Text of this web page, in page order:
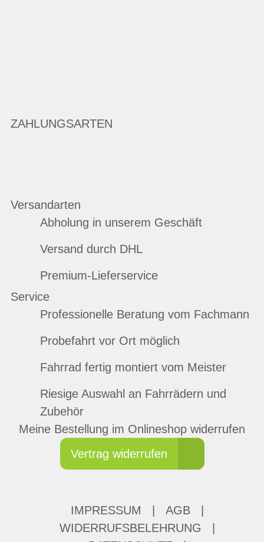
ZAHLUNGSARTEN
Versandarten
Abholung in unserem Geschäft
Versand durch DHL
Premium-Lieferservice
Service
Professionelle Beratung vom Fachmann
Probefahrt vor Ort möglich
Fahrrad fertig montiert vom Meister
Riesige Auswahl an Fahrrädern und
Zubehör
Meine Bestellung im Onlineshop widerrufen
Vertrag widerrufen
IMPRESSUM AGB
WIDERRUFSBELEHRUNG